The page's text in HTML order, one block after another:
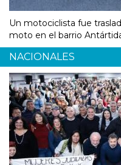
Un motociclista fue
moto en el barrio
NACIONALES